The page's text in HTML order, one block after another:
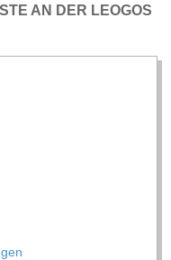
AN DER LEOGOS